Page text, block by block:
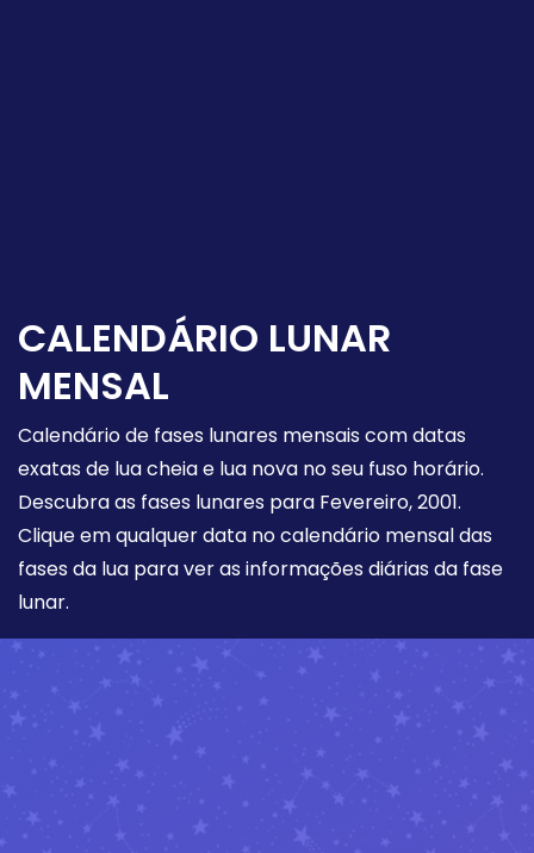
CALENDÁRIO LUNAR
MENSAL
Calendário de fases lunares mensais com datas
exatas de lua cheia e lua nova no seu fuso horário.
Descubra as fases lunares para Fevereiro, 2001.
Clique em qualquer data no calendário mensal das
fases da lua para ver as informações diárias da fase
lunar.